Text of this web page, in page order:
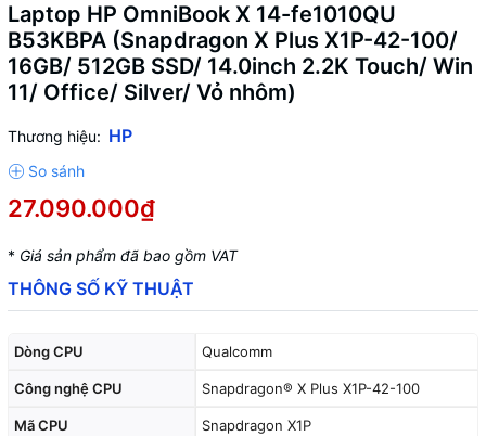
Laptop HP OmniBook X 14-fe1010QU
B53KBPA (Snapdragon X Plus X1P-42-100/
16GB/ 512GB SSD/ 14.0inch 2.2K Touch/ Win
11/ Office/ Silver/ Vỏ nhôm)
Thương hiệu: HP
27.090.000₫
* Giá sản phẩm đã bao gồm VAT
THÔNG SỐ KỸ THUẬT
Dòng CPU Qualcomm
Công nghệ CPU Snapdragon® X Plus X1P-42-100
Mã CPU Snapdragon X1P